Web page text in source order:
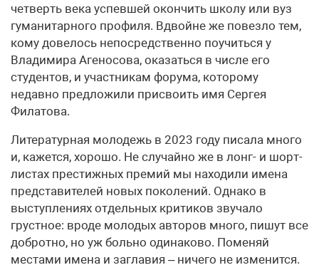
четверть века успевшей окончить школу или вуз
гуманитарного профиля. Вдвойне же повезло тем,
кому довелось непосредственно поучиться у
Владимира Агеносова, оказаться в числе его
студентов, и участникам форума, которому
недавно предложили присвоить имя Сергея
Филатова.
Литературная молодежь в 2023 году писала много
и, кажется, хорошо. Не случайно же в лонг- и шорт-
листах престижных премий мы находили имена
представителей новых поколений. Однако в
выступлениях отдельных критиков звучало
грустное: вроде молодых авторов много, пишут все
добротно, но уж больно одинаково. Поменяй
местами имена и заглавия – ничего не изменится.